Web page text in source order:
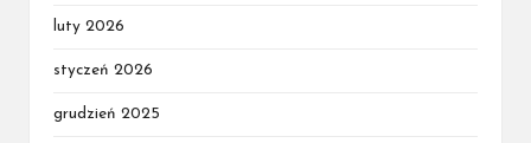
luty 2026
styczeń 2026
grudzień 2025